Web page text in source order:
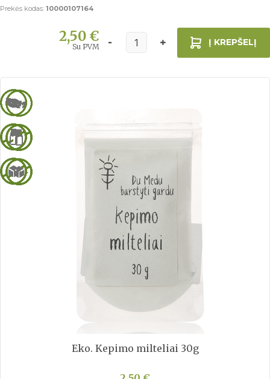
Prekės kodas: 10000107164
2,50 €
Su PVM Į KREPŠELĮ
Eko. Kepimo milteliai 30g